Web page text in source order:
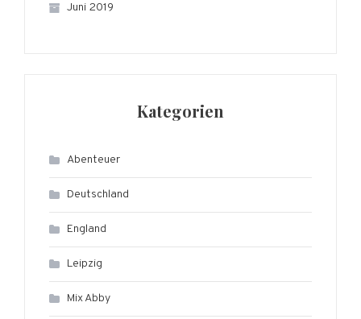
Juni 2019
Kategorien
Abenteuer
Deutschland
England
Leipzig
Mix Abby